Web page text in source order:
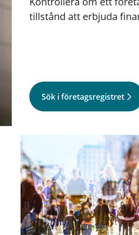
tillstånd att erbjuda
Sök i företagsregistret